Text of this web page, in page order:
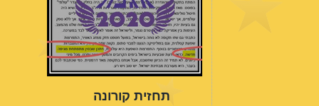
תחזית קורונה